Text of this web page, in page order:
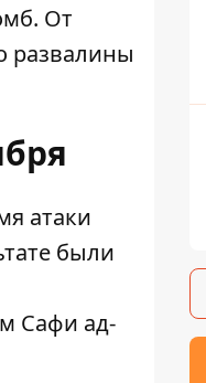
От
развалины
атаки
были
Сафи ад-